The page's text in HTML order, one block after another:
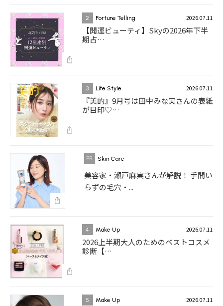
2 Fortune Telling 2026.07.11
【開運ビューティ】Skyの2026年下半
期占…
3 Life Style 2026.07.11
『美的』9月号は田中みな実さんの表紙
が目印♡…
Skin Care
美容家・瀬戸麻実さんが解説！ 手間い
らずの毛穴・...
4 Make Up 2026.07.11
2026上半期大人のためのベストコスメ
診断【…
5 Make Up 2026.07.11